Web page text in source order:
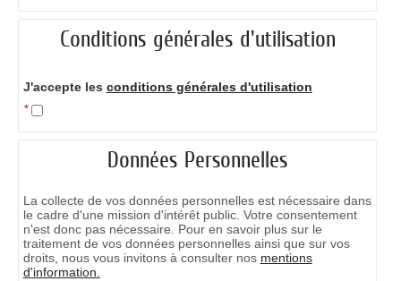
Conditions générales d'utilisation
J'accepte les conditions générales d'utilisation
*
Données Personnelles
La collecte de vos données personnelles est nécessaire dans
le cadre d'une mission d'intérêt public. Votre consentement
n'est donc pas nécessaire. Pour en savoir plus sur le
traitement de vos données personnelles ainsi que sur vos
droits, nous vous invitons à consulter nos mentions
d'information.